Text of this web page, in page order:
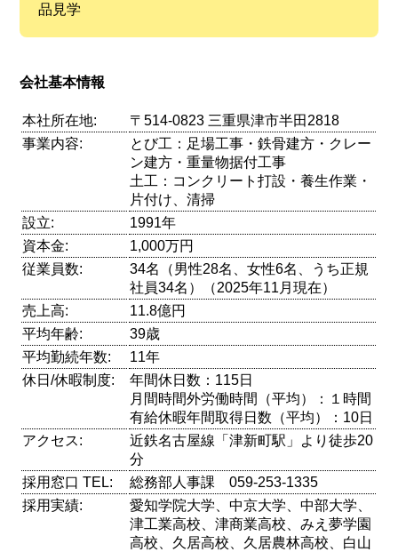
品見学
会社基本情報
本社所在地:
〒514-0823 三重県津市半田2818
事業内容:
とび工：足場工事・鉄骨建方・クレー
ン建方・重量物据付工事
土工：コンクリート打設・養生作業・
片付け、清掃
設立:
1991年
資本金:
1,000万円
従業員数:
34名（男性28名、女性6名、うち正規
社員34名）（2025年11月現在）
売上高:
11.8億円
平均年齢:
39歳
平均勤続年数:
11年
休日/休暇制度:
年間休日数：115日
月間時間外労働時間（平均）：１時間
有給休暇年間取得日数（平均）：10日
アクセス:
近鉄名古屋線「津新町駅」より徒歩20
分
採用窓口 TEL:
総務部人事課 059-253-1335
採用実績:
愛知学院大学、中京大学、中部大学、
津工業高校、津商業高校、みえ夢学園
高校、久居高校、久居農林高校、白山